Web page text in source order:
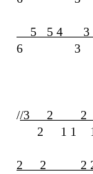
5 5 4 3
6
//3 2
2 1 1 1
2 2 2